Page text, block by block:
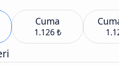
Cuma
1.126 ₺